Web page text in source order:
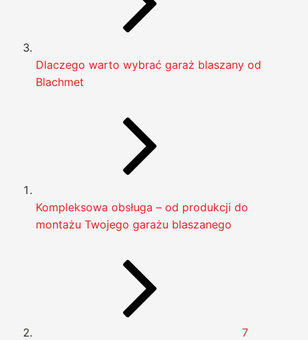
Dlaczego warto wybrać garaż blaszany od
Blachmet
Kompleksowa obsługa – od produkcji do
montażu Twojego garażu blaszanego
7